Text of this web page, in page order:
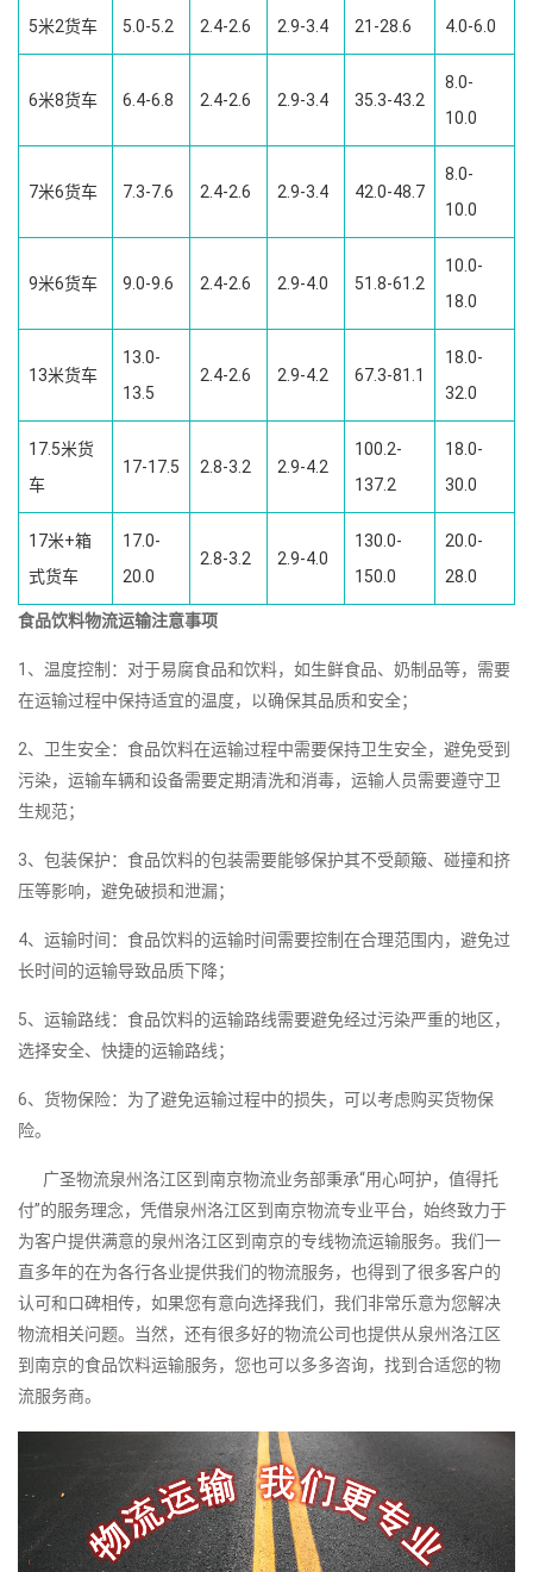
5米2货车 5.0-5.2 2.4-2.6 2.9-3.4 21-28.6 4.0-6.0
6米8货车 6.4-6.8 2.4-2.6 2.9-3.4 35.3-43.2
8.0-
10.0
7米6货车 7.3-7.6 2.4-2.6 2.9-3.4 42.0-48.7
8.0-
10.0
9米6货车 9.0-9.6 2.4-2.6 2.9-4.0 51.8-61.2
10.0-
18.0
13米货车
13.0-
13.5
2.4-2.6 2.9-4.2 67.3-81.1
18.0-
32.0
17.5米货
车
17-17.5 2.8-3.2 2.9-4.2
100.2-
137.2
18.0-
30.0
17米+箱
式货车
17.0-
20.0
2.8-3.2 2.9-4.0
130.0-
150.0
20.0-
28.0
食品饮料物流运输注意事项
1、温度控制：对于易腐食品和饮料，如生鲜食品、奶制品等，需要
在运输过程中保持适宜的温度，以确保其品质和安全；
2、卫生安全：食品饮料在运输过程中需要保持卫生安全，避免受到
污染，运输车辆和设备需要定期清洗和消毒，运输人员需要遵守卫
生规范；
3、包装保护：食品饮料的包装需要能够保护其不受颠簸、碰撞和挤
压等影响，避免破损和泄漏；
4、运输时间：食品饮料的运输时间需要控制在合理范围内，避免过
长时间的运输导致品质下降；
5、运输路线：食品饮料的运输路线需要避免经过污染严重的地区，
选择安全、快捷的运输路线；
6、货物保险：为了避免运输过程中的损失，可以考虑购买货物保
险。
广圣物流泉州洛江区到南京物流业务部秉承“用心呵护，值得托
付”的服务理念，凭借泉州洛江区到南京物流专业平台，始终致力于
为客户提供满意的泉州洛江区到南京的专线物流运输服务。我们一
直多年的在为各行各业提供我们的物流服务，也得到了很多客户的
认可和口碑相传，如果您有意向选择我们，我们非常乐意为您解决
物流相关问题。当然，还有很多好的物流公司也提供从泉州洛江区
到南京的食品饮料运输服务，您也可以多多咨询，找到合适您的物
流服务商。